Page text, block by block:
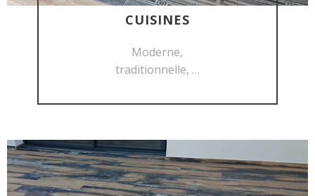
CUISINES
Moderne,
traditionnelle, …
DÉCOUVRIR